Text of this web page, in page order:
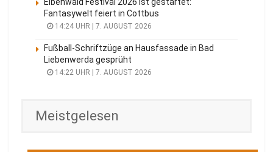
Fantasywelt feiert in Cottbus
14:24 UHR | 7. AUGUST 2026
Fußball-Schriftzüge an Hausfassade in Bad
Liebenwerda gesprüht
14:22 UHR | 7. AUGUST 2026
Meistgelesen